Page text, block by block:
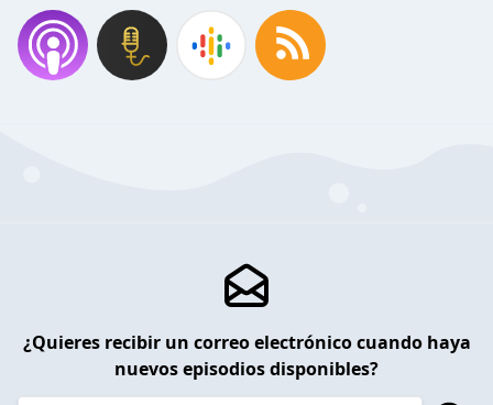
¿Quieres recibir un correo electrónico cuando haya
nuevos episodios disponibles?